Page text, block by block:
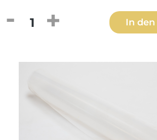
Produkt Anzahl: Gib den
In